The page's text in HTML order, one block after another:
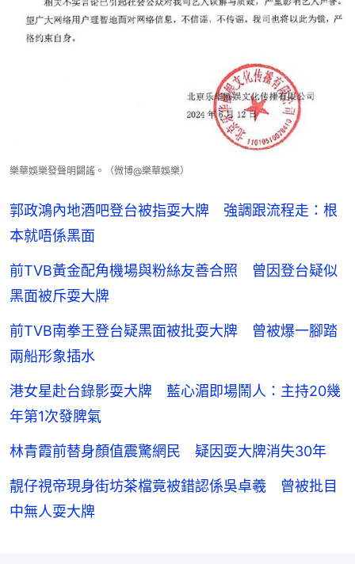
樂華娛樂發聲明闢謠。（微博@樂華娛樂）
郭政鴻內地酒吧登台被指耍大牌 強調跟流程走：根
本就唔係黑面
前TVB黃金配角機場與粉絲友善合照 曾因登台疑似
黑面被斥耍大牌
前TVB南拳王登台疑黑面被批耍大牌 曾被爆一腳踏
兩船形象插水
港女星赴台錄影耍大牌 藍心湄即場鬧人：主持20幾
年第1次發脾氣
林青霞前替身顏值震驚網民 疑因耍大牌消失30年
靚仔視帝現身街坊茶檔竟被錯認係吳卓羲 曾被批目
中無人耍大牌